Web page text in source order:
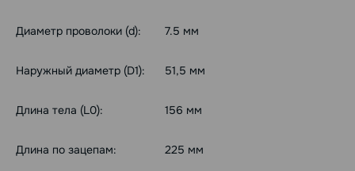
Диаметр проволоки (d): 7.5 мм
Наружный диаметр (D1): 51,5 мм
Длина тела (L0): 156 мм
Длина по зацепам: 225 мм